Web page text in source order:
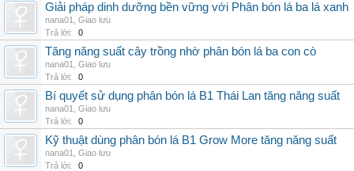
Giải pháp dinh dưỡng bền vững với Phân bón lá ba lá xanh
nana01
Giao lưu
Trả lời:
0
Tăng năng suất cây trồng nhờ phân bón lá ba con cò
nana01
Giao lưu
Trả lời:
0
Bí quyết sử dụng phân bón lá B1 Thái Lan tăng năng suất
nana01
Giao lưu
Trả lời:
0
Kỹ thuật dùng phân bón lá B1 Grow More tăng năng suất
nana01
Giao lưu
Trả lời:
0